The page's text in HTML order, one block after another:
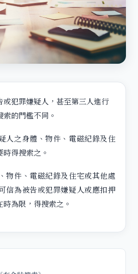
或犯罪嫌疑人，甚至第三人進行
的門檻不同。
人之身體、物件、電磁紀錄及住
得搜索之。
物件、電磁紀錄及住宅或其他處
信為被告或犯罪嫌疑人或應扣押
為限，得搜索之。